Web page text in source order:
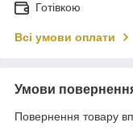
Готівкою
Всі умови оплати
Умови
Повернення товару